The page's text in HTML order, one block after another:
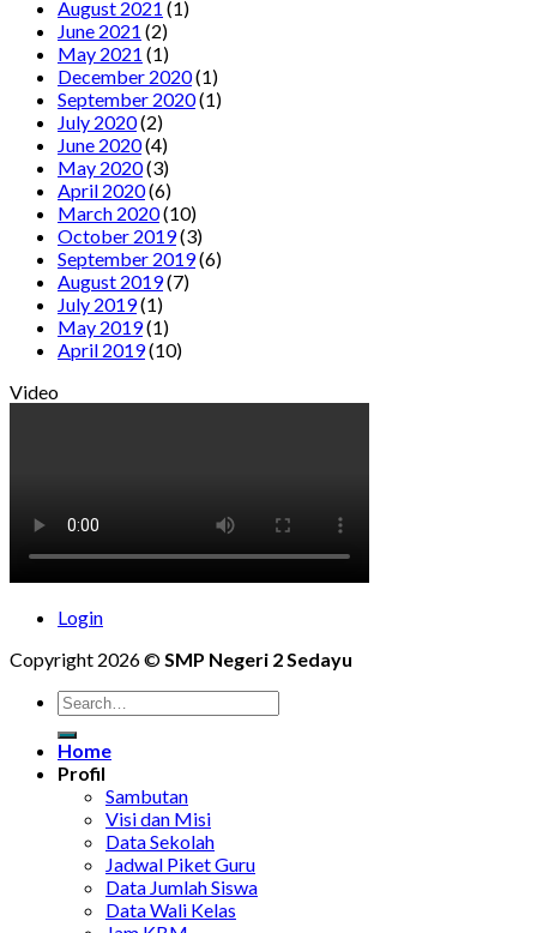
August 2021 (1)
June 2021 (2)
May 2021 (1)
December 2020(1)
September 2020(1)
July 2020(2)
June 2020(4)
May 2020(3)
April 2020(6)
March 2020(10)
October 2019(3)
September 2019(6)
August 2019(7)
July 2019(1)
May 2019(1)
April 2019(10)
Video
Login
Copyright 2026 ©SMP Negeri 2 Sedayu
Home
Profil
Sambutan
Visi dan Misi
Data Sekolah
Jadwal Piket Guru
Data Jumlah Siswa
Data Wali Kelas